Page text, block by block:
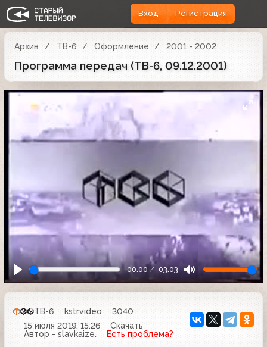
Вход Регистрация
Архив ТВ-6 Оформление 2001 - 2002
Программа передач (ТВ-6, 09.12.2001)
00:00 03:03
ТВ-6 kstrvideo
3040
15 июля 2019, 15:26
Скачать
Автор - slavkaize.
Есть проблема?